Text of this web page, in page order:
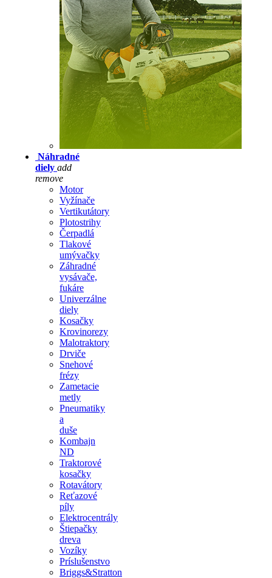
Náhradné
diely add
remove
Motor
Vyžínače
Vertikutátory
Plotostrihy
Čerpadlá
Tlakové
umývačky
Záhradné
vysávače,
fukáre
Univerzálne
diely
Kosačky
Krovinorezy
Malotraktory
Drviče
Snehové
frézy
Zametacie
metly
Pneumatiky
a
duše
Kombajn
ND
Traktorové
kosačky
Rotavátory
Reťazové
píly
Elektrocentrály
Štiepačky
dreva
Vozíky
Príslušenstvo
Briggs&Stratton